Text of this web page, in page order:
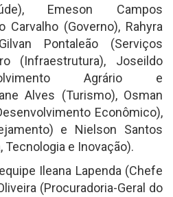
Emeson Campos
Carvalho (Governo), Rahyra
Pontaleão (Serviços
(Infraestrutura), Joseildo
Agrário e
Alves (Turismo), Osman
Econômico),
e Nielson Santos
Tecnologia e Inovação).
Ileana Lapenda (Chefe
(Procuradoria-Geral do